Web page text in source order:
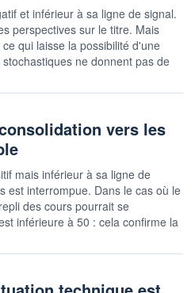
DATE
DIVIDENDE
25,6/100 (moyen)
et inférieur à sa ligne de signal.
perspectives sur le titre. Mais
qui laisse la possibilité d'une
ne donnent pas de
vers les
mais inférieur à sa ligne de
est interrompue. Dans le cas où le
des cours pourrait se
inférieure à 50 : cela confirme la